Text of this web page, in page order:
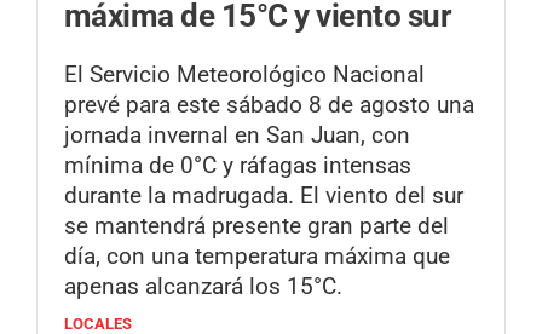
máxima de 15°C y viento sur
El Servicio Meteorológico Nacional
prevé para este sábado 8 de agosto una
jornada invernal en San Juan, con
mínima de 0°C y ráfagas intensas
durante la madrugada. El viento del sur
se mantendrá presente gran parte del
día, con una temperatura máxima que
apenas alcanzará los 15°C.
LOCALES